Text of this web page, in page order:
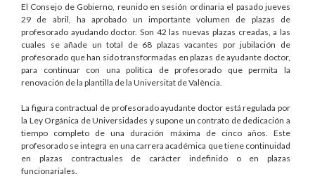
El Consejo de Gobierno, reunido en sesión ordinaria el pasado jueves
29 de abril, ha aprobado un importante volumen de plazas de
profesorado ayudando doctor. Son 42 las nuevas plazas creadas, a las
cuales se añade un total de 68 plazas vacantes por jubilación de
profesorado que han sido transformadas en plazas de ayudante doctor,
para continuar con una política de profesorado que permita la
renovación de la plantilla de la Universitat de València.
La figura contractual de profesorado ayudante doctor está regulada por
la Ley Orgánica de Universidades y supone un contrato de dedicación a
tiempo completo de una duración máxima de cinco años. Este
profesorado se integra en una carrera académica que tiene continuidad
en plazas contractuales de carácter indefinido o en plazas
funcionariales.